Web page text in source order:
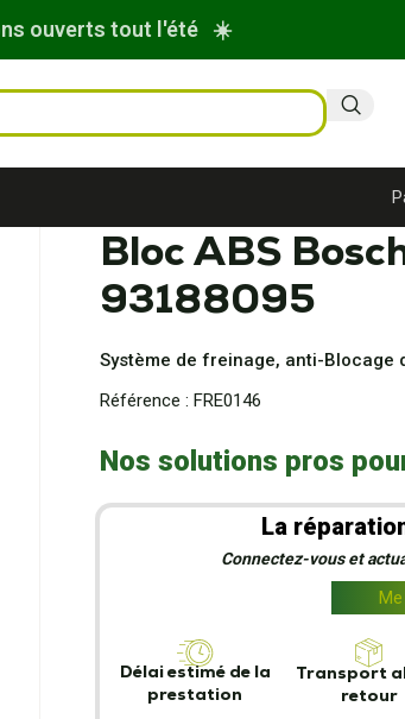
ouverts tout l'été ☀️
Bloc ABS
93188095
Système de freinage, anti-Blocage
Référence :FRE0146
Nos solutions pros
La
Connectez-vous et
Délai estimé de la
prestation
Transport
retour